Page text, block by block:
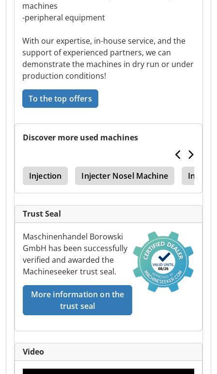
machines
-peripheral equipment
With our expertise, in-house service, and the
support of experienced partners, we can
demonstrate the machines in dry run or under
production conditions!
To the top offers
Discover more used machines
Injection Injecter Nosel Machine
Trust Seal
Maschinenhandel Borowski
GmbH has been successfully
verified and awarded the
Machineseeker trust seal.
More information on the
trust seal
Video